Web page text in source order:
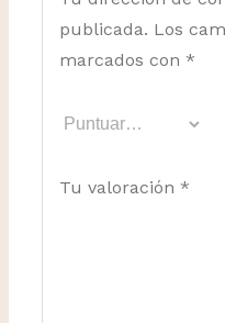
publicada. Los
marcados con *
Tu valoración *